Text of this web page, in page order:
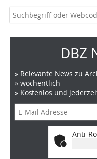
DBZ
» Relevante News zu
» wöchentlich
» Kostenlos und
Anti-